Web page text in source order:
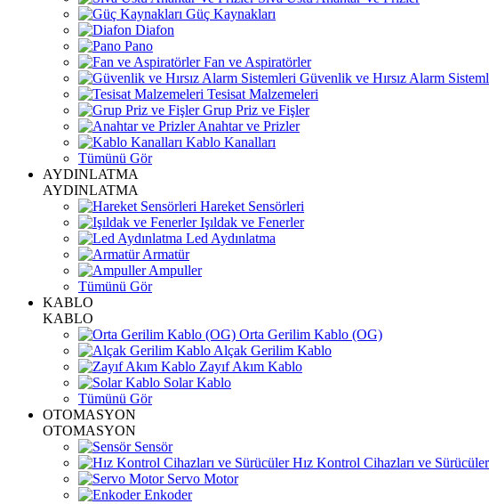
Güç Kaynakları
Diafon
Pano
Fan ve Aspiratörler
Güvenlik ve Hırsız Alarm
Tesisat Malzemeleri
Grup Priz ve Fişler
Anahtar ve Prizler
Kablo Kanalları
Tümünü Gör
AYDINLATMA
AYDINLATMA
Hareket Sensörleri
Işıldak ve Fenerler
Led Aydınlatma
Armatür
Ampuller
Tümünü Gör
KABLO
KABLO
Orta Gerilim Kablo (OG)
Alçak Gerilim Kablo
Zayıf Akım Kablo
Solar Kablo
Tümünü Gör
OTOMASYON
OTOMASYON
Sensör
Hız Kontrol Cihazları ve Sürücüler
Servo Motor
Enkoder